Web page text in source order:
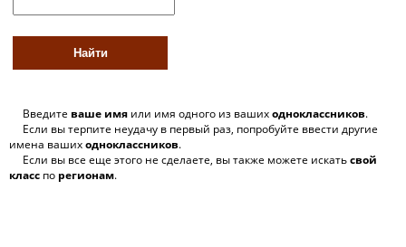
Введите ваше имя или имя одного из вашиходноклассников.
Если вы терпите неудачу в первый раз, попробуйте ввести другие
имена вашиходноклассников.
Если вы все еще этого не сделаете, вы также можете искатьсвой
класс по регионам.